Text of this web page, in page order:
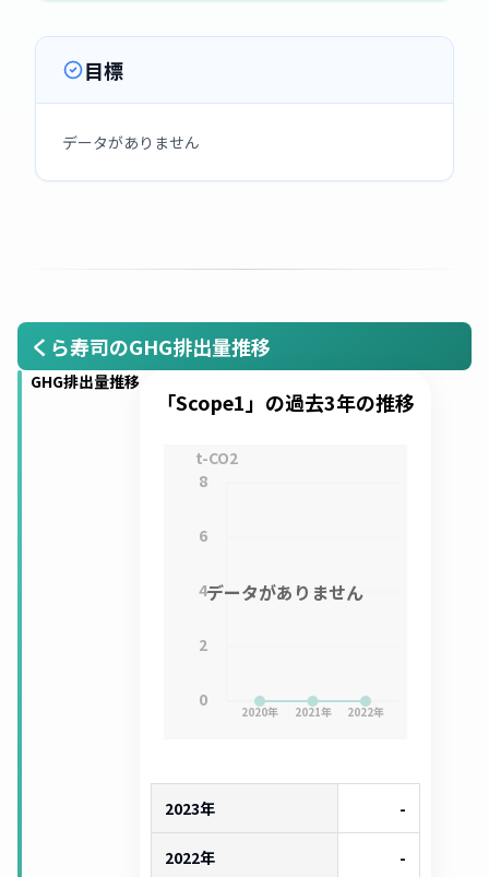
目標
データがありません
くら寿司のGHG排出量推移
GHG排出量推移
「Scope1」の過去3年の推移
2020年 2021年 2022年
0
2
4
6
8
t-CO2
データがありません
2023年 -
2022年 -